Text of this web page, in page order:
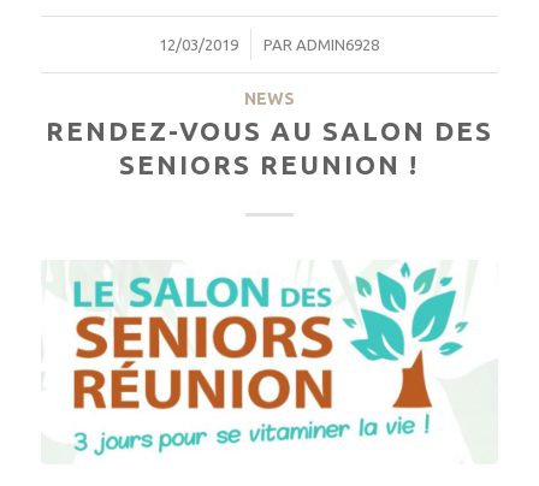
12/03/2019
/ PARADMIN6928
NEWS
RENDEZ-VOUS AU SALON DES
SENIORS REUNION !